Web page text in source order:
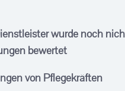
wurde noch
bewertet
von Pflegekräften